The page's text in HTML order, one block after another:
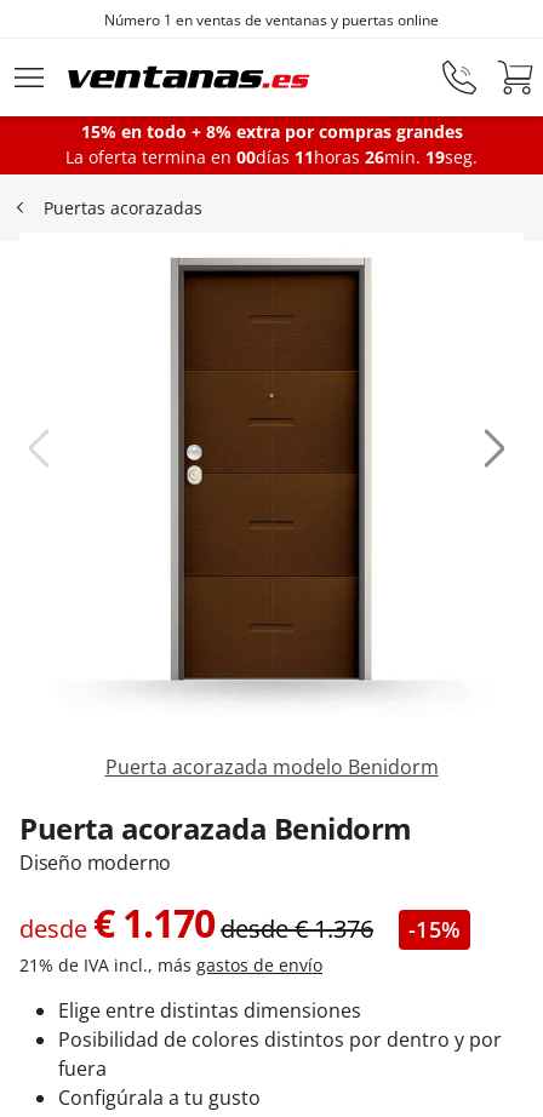
Ir al contenido principal
y puertas online Fabricantes de
Ventanas
Balconeras
Puertas de garaje
15% en todo + 8% extra por compras grandes
La oferta termina en 00días 11horas 26min. 19seg.
Puertas acorazadas
Puerta acorazada modelo Benidorm
Puerta acorazada Benidorm
Diseño moderno
desde €1.170desde€1.376 -15%
21% de IVA incl., más gastos de envío
Elige entre distintas dimensiones
Posibilidad de colores distintos por dentro y por
fuera
Configúrala a tu gusto